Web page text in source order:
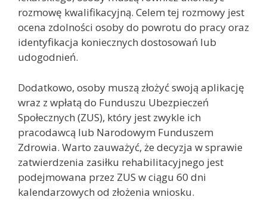
rozmowę kwalifikacyjną. Celem tej rozmowy jest
ocena zdolności osoby do powrotu do pracy oraz
identyfikacja koniecznych dostosowań lub
udogodnień.
Dodatkowo, osoby muszą złożyć swoją aplikację
wraz z wpłatą do Funduszu Ubezpieczeń
Społecznych (ZUS), który jest zwykle ich
pracodawcą lub Narodowym Funduszem
Zdrowia. Warto zauważyć, że decyzja w sprawie
zatwierdzenia zasiłku rehabilitacyjnego jest
podejmowana przez ZUS w ciągu 60 dni
kalendarzowych od złożenia wniosku.